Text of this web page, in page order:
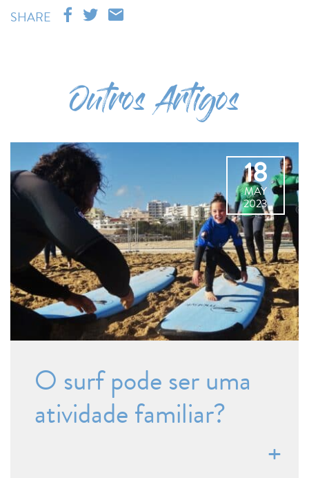
SHARE
Outros Artigos
18
MAY
2023
O surf pode ser uma
atividade familiar?